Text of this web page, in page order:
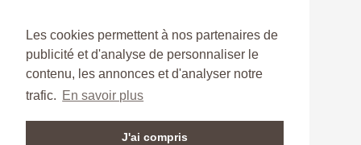
Les cookies permettent à nos partenaires de
publicité et d'analyse de personnaliser le
contenu, les annonces et d'analyser notre
trafic. En savoir plus
J'ai compris